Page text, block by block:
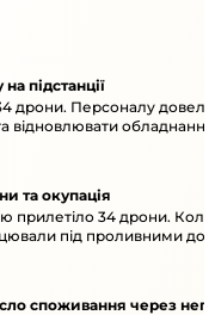
підстанції
дрони. Персоналу
відновлювати
та окупація
прилетіло 34 дрони.
під проливними
споживання через